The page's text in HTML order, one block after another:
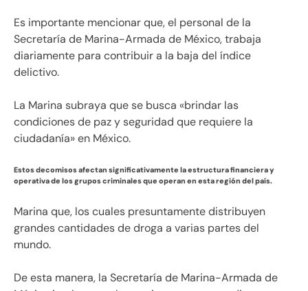
Es importante mencionar que, el personal de la
Secretaría de Marina-Armada de México, trabaja
diariamente para contribuir a la baja del índice
delictivo.
La Marina subraya que se busca «brindar las
condiciones de paz y seguridad que requiere la
ciudadanía» en México.
Estos decomisos afectan significativamente la estructura financiera y
operativa de los grupos criminales que operan en esta región del país.
Marina que, los cuales presuntamente distribuyen
grandes cantidades de droga a varias partes del
mundo.
De esta manera, la Secretaría de Marina-Armada de